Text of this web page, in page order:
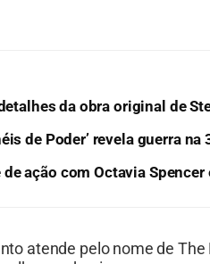
da obra original de
de Poder’ revela guerra na
ação com Octavia
atende pelo nome de